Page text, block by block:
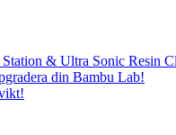
& Ultra Sonic Resin
din Bambu Lab!